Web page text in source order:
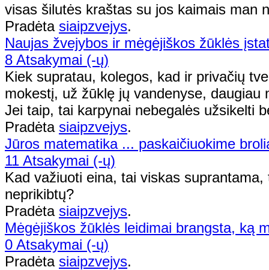
visas šilutės kraštas su jos kaimais man
Pradėta siaipzvejys.
Naujas žvejybos ir mėgėjiškos žūklės
8 Atsakymai (-ų)
Kiek supratau, kolegos, kad ir privačių
mokestį, už žūklę jų vandenyse,
Jei taip, tai karpynai nebegalės užsikelti
Pradėta siaipzvejys.
Jūros matematika ... paskaičiuokime
11 Atsakymai (-ų)
Kad važiuoti eina, tai viskas
neprikibtų?
Pradėta siaipzvejys.
Mėgėjiškos žūklės leidimai brangsta, ką
0 Atsakymai (-ų)
Pradėta siaipzvejys.